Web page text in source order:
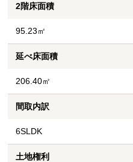
2階床面積
95.23㎡
延べ床面積
206.40㎡
間取内訳
6SLDK
土地権利